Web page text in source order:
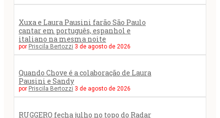
Xuxa e Laura Pausini farão São Paulo
cantar em português, espanhol e
italiano na mesma noite
por Priscila Bertozzi 3 de agosto de 2026
Quando Chove é a colaboração de Laura
Pausini e Sandy
por Priscila Bertozzi 3 de agosto de 2026
RUGGERO fecha julho no topo do Radar